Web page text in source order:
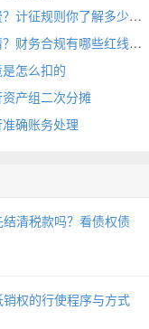
哪些生产建设项目需要缴纳水土保持补偿费？计征规则你了解多少
非营利组织需要交税吗？免税资格怎么申请？财务合规有哪些红线
怎么扣的
产组二次分摊
确账务处理
清税款吗？看债权债
权的行使程序与方式